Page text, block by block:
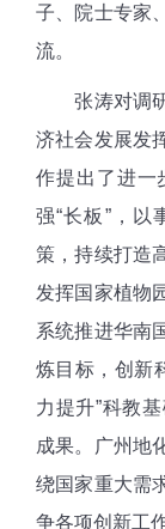
子、院士专家
流。
张涛对调研
济社会发展发
作提出了进一
强“长板”，以
策，持续打造
发挥国家植物
系统推进华南
炼目标，创新
力提升”科教
成果。广州地
绕国家重大需
争各项创新工